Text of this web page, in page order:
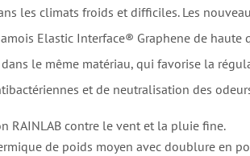
les climats froids et difficiles. Les
Elastic Interface® Graphene de haute
le même matériau, qui favorise la
et de neutralisation des
RAINLAB contre le vent et la pluie fine.
de poids moyen avec doublure en